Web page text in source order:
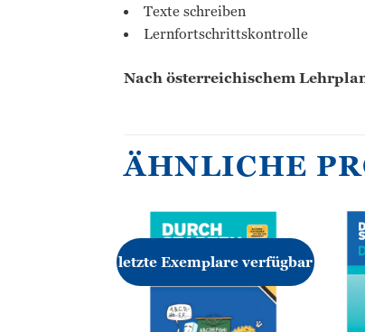
Texte schreiben
Lernfortschrittskontrolle
Nach österreichischem
ÄHNLICHE
letzte Exemplare verfügbar
Zur
Wunschliste
hinzufügen